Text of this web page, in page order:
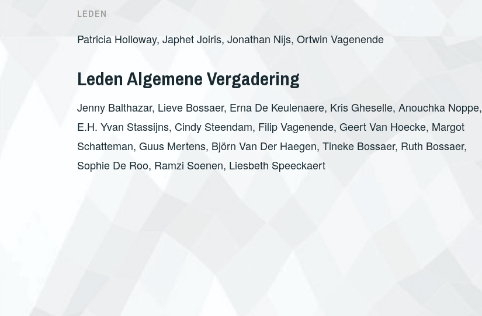
LEDEN
Patricia Holloway, Japhet Joiris, Jonathan Nijs, Ortwin Vagenende
Leden Algemene Vergadering
Jenny Balthazar, Lieve Bossaer, Erna De Keulenaere, Kris Gheselle, Anouchka Noppe,
E.H. Yvan Stassijns, Cindy Steendam, Filip Vagenende, Geert Van Hoecke, Margot
Schatteman, Guus Mertens, Björn Van Der Haegen, Tineke Bossaer, Ruth Bossaer,
Sophie De Roo, Ramzi Soenen, Liesbeth Speeckaert